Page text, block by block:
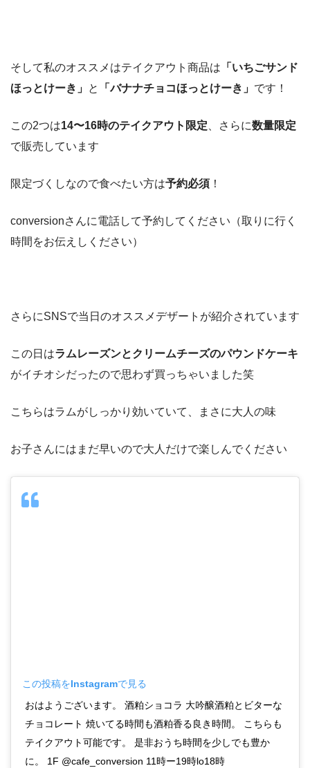
そして私のオススメはテイクアウト商品は 「いちごサンド
ほっとけーき」 と 「バナナチョコほっとけーき」 です！
この2つは14〜16時のテイクアウト限定 、さらに数量限定
で販売しています
限定づくしなので食べたい方は予約必須 ！
conversionさんに電話して予約してください（取りに行く
時間をお伝えしください）
さらにSNSで当日のオススメデザートが紹介されています
この日はラムレーズンとクリームチーズのパウンドケーキ
がイチオシだったので思わず買っちゃいました笑
こちらはラムがしっかり効いていて、まさに大人の味
お子さんにはまだ早いので大人だけで楽しんでください
この投稿をInstagramで見る
おはようございます。 酒粕ショコラ 大吟醸酒粕とビターな
チョコレート 焼いてる時間も酒粕香る良き時間。 こちらも
テイクアウト可能です。 是非おうち時間を少しでも豊か
に。 1F @cafe_conversion 11時ー19時lo18時